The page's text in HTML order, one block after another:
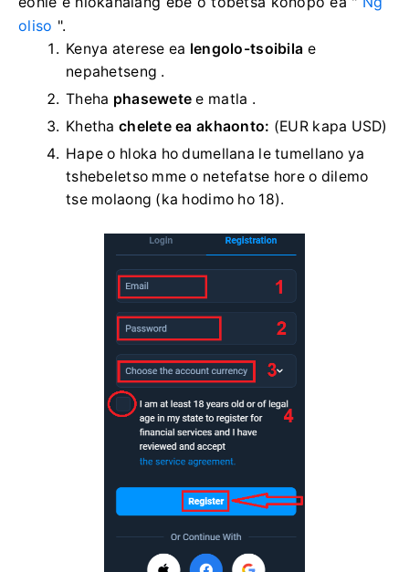
oliso ".
Kenya aterese ea lengolo-tsoibila e
nepahetseng .
Theha phasewete e matla .
Khetha chelete ea akhaonto: (EUR kapa USD)
Hape o hloka ho dumellana le tumellano ya
tshebeletso mme o netefatse hore o dilemo
tse molaong (ka hodimo ho 18).